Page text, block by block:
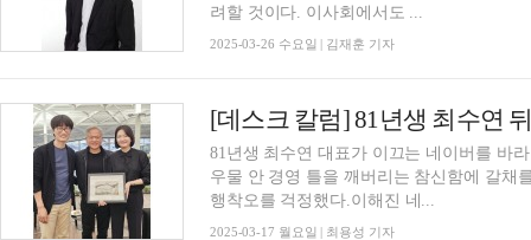
려할 것이다. 이사회에서도 ...
2025-03-26 수요일 | 김재훈 기자
[데스크 칼럼] 81년생 최수연
81년생 최수연 대표가 이끄는 네이버를 바
우물 안 경영 틀을 깨버리는 참신함에 갈채
행착오를 걱정했다.이해진 네...
2025-03-17 월요일 | 최용성 기자